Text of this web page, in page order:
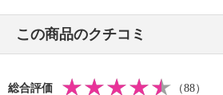
この商品のクチコミ
総合評価 （88）